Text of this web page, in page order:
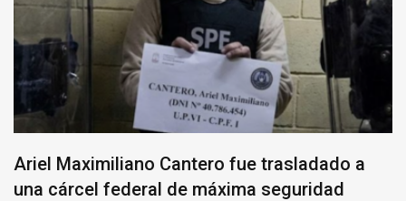
Ariel Maximiliano Cantero fue trasladado a
una cárcel federal de máxima seguridad